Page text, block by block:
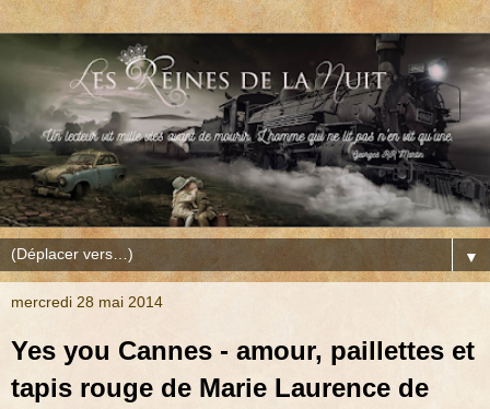
▼
mercredi 28 mai 2014
Yes you Cannes - amour, paillettes et
tapis rouge de Marie Laurence de